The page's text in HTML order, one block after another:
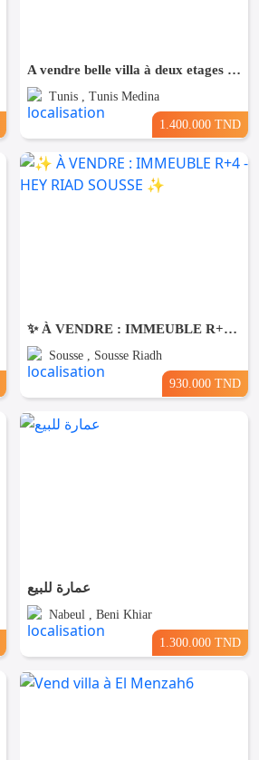
A vendre belle villa à deux etages à Cite Ettaoufik Tunis
Tunis , Tunis Medina
1.400.000 TND
✨ À VENDRE : IMMEUBLE R+4 - HEY RIAD SOUSSE ✨
Sousse , Sousse Riadh
930.000 TND
عمارة للبيع
Nabeul , Beni Khiar
1.300.000 TND